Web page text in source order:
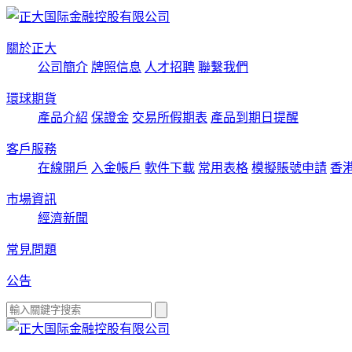
關於正大
公司簡介 牌照信息 人才招聘 聯繫我們
環球期貨
產品介紹 保證金 交易所假期表 產品到期日提醒
客戶服務
在線開戶 入金帳戶 軟件下載 常用表格 模擬賬號申請 香
市場資訊
經濟新聞
常見問題
公告